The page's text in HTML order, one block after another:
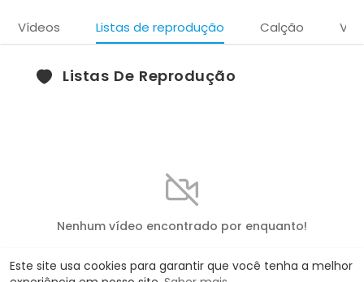
Este site usa cookies para garantir que você tenha a melhor
Vídeos Listas de reprodução Calção
Listas De Reprodução
Nenhum vídeo encontrado por enquanto!